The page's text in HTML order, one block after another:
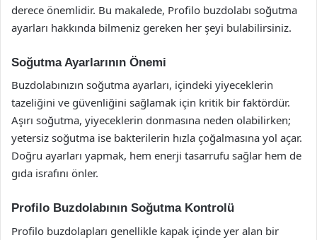
derece önemlidir. Bu makalede, Profilo buzdolabı soğutma
ayarları hakkında bilmeniz gereken her şeyi bulabilirsiniz.
Soğutma Ayarlarının Önemi
Buzdolabınızın soğutma ayarları, içindeki yiyeceklerin
tazeliğini ve güvenliğini sağlamak için kritik bir faktördür.
Aşırı soğutma, yiyeceklerin donmasına neden olabilirken;
yetersiz soğutma ise bakterilerin hızla çoğalmasına yol açar.
Doğru ayarları yapmak, hem enerji tasarrufu sağlar hem de
gıda israfını önler.
Profilo Buzdolabının Soğutma Kontrolü
Profilo buzdolapları genellikle kapak içinde yer alan bir